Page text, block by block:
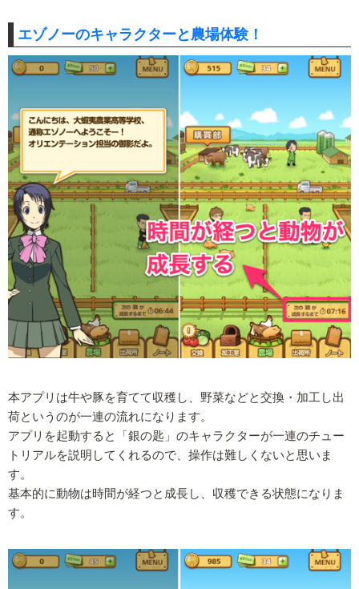
エゾノーのキャラクターと農場体験！
本アプリは牛や豚を育てて収穫し、野菜などと交換・加工し出
荷というのが一連の流れになります。
アプリを起動すると「銀の匙」のキャラクターが一連のチュー
トリアルを説明してくれるので、操作は難しくないと思いま
す。
基本的に動物は時間が経つと成長し、収穫できる状態になりま
す。